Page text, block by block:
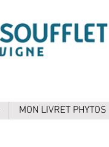
MON LIVRET PHYTOS